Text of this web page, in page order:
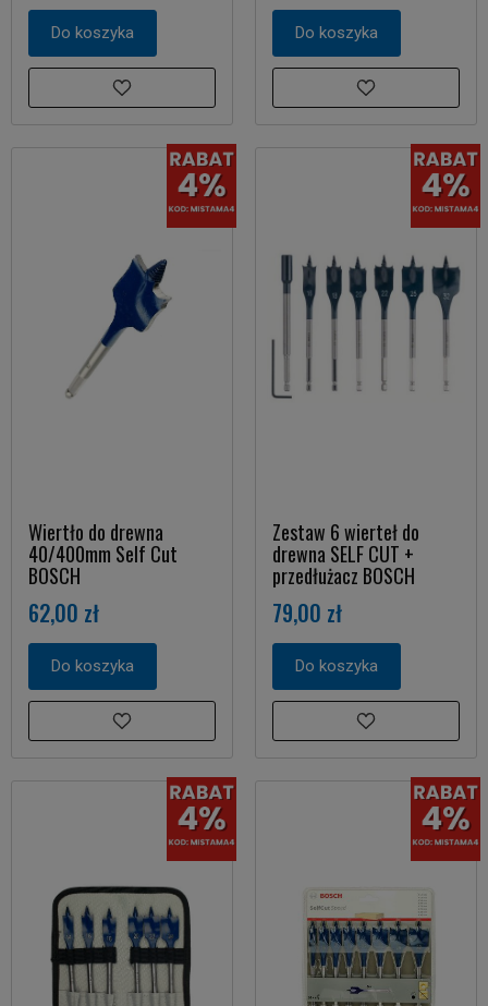
Do koszyka Do koszyka
Wiertło do drewna
40/400mm Self Cut
BOSCH
62,00 zł
Do koszyka
Zestaw 6 wierteł do
drewna SELF CUT +
przedłużacz BOSCH
79,00 zł
Do koszyka